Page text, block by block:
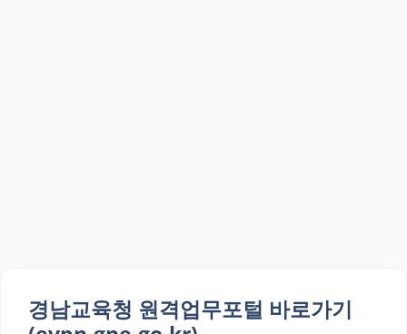
경남교육청 원격업무포털 바로가기